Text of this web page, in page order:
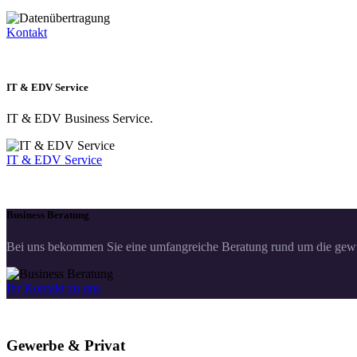
Kontakt
IT & EDV Service
IT & EDV Business Service.
IT & EDV Service
Business Beratung
Bei uns bekommen Sie eine umfangreiche Beratung rund um die
Ihr Kontakt zu uns
Gewerbe & Privat